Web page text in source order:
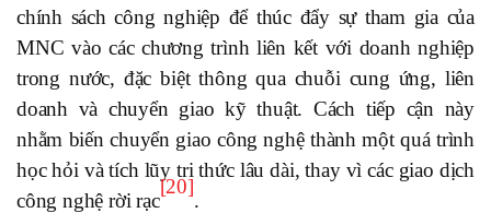
chính sách công nghiệp để thúc đẩy sự tham gia của
MNC vào các chương trình liên kết với doanh nghiệp
trong nước, đặc biệt thông qua chuỗi cung ứng, liên
doanh và chuyển giao kỹ thuật. Cách tiếp cận này
nhằm biến chuyển giao công nghệ thành một quá trình
học hỏi và tích lũy tri thức lâu dài, thay vì các giao dịch
công nghệ rời rạc
[20]
.